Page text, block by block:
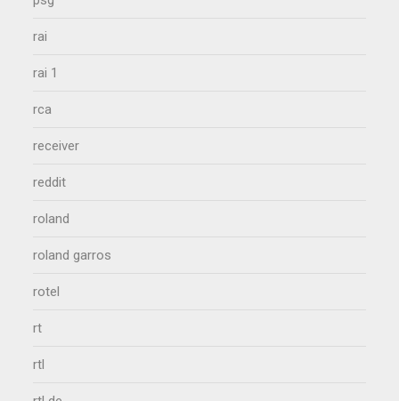
rai
rai 1
rca
receiver
reddit
roland
roland garros
rotel
rt
rtl